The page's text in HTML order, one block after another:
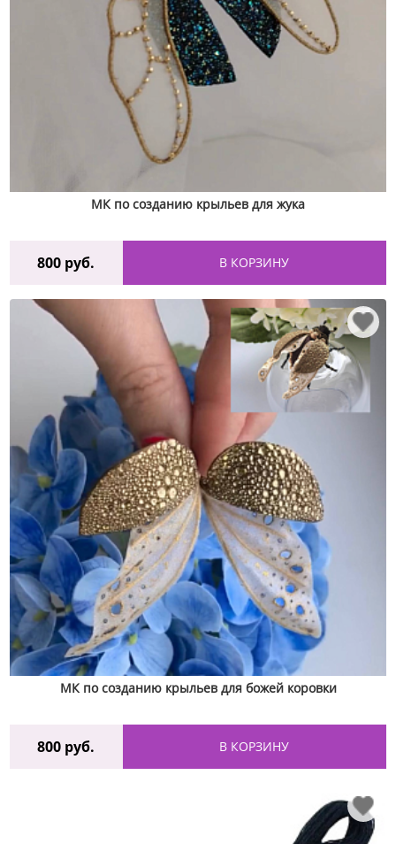
МК по созданию крыльев для жука
800 руб. В КОРЗИНУ
МК по созданию крыльев для божей коровки
800 руб. В КОРЗИНУ
♡
♡